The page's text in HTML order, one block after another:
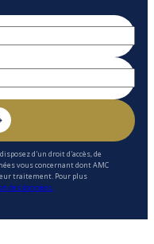
d'un droit d'accès, de
vous concernant dont AMC
traitement. Pour plus
des données.